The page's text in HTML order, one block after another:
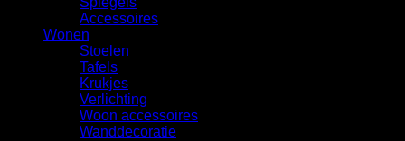
Accessoires
Wonen
Stoelen
Tafels
Krukjes
Verlichting
Woon accessoires
Wanddecoratie